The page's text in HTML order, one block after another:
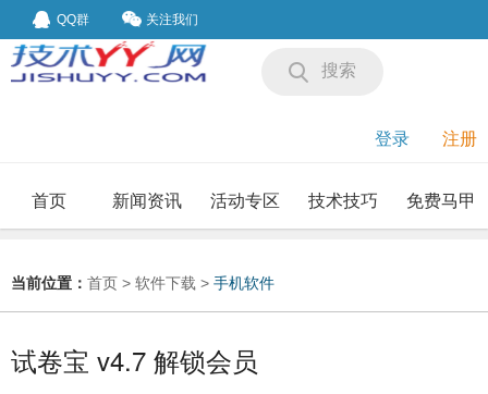
QQ群 关注我们
搜索
登录 注册
首页 新闻资讯 活动专区 技术技巧 免费马甲
当前位置： 首页 > 软件下载 > 手机软件
试卷宝 v4.7 解锁会员